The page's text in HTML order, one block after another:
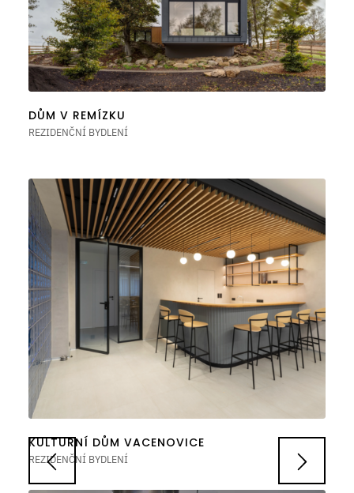
DŮM V REMÍZKU
REZIDENČNÍ BYDLENÍ
KULTURNÍ DŮM VACENOVICE
REZIDENČNÍ BYDLENÍ